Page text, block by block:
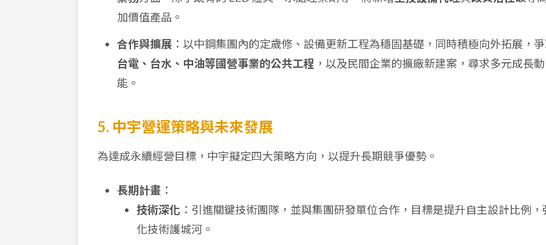
加價值產品。
合作與擴展 ：以中鋼集團內的定歲修、設備更新工程為穩固基礎，同時積極向外拓展，
台電、台水、中油等國營事業的公共工程 ，以及民間企業的擴廠新建案，尋求多元成長動
能。
5. 中宇營運策略與未來發展
為達成永續經營目標，中宇擬定四大策略方向，以提升長期競爭優勢。
長期計畫 ：
技術深化 ：引進關鍵技術團隊，並與集團研發單位合作，目標是提升自主設計比例，
化技術護城河。